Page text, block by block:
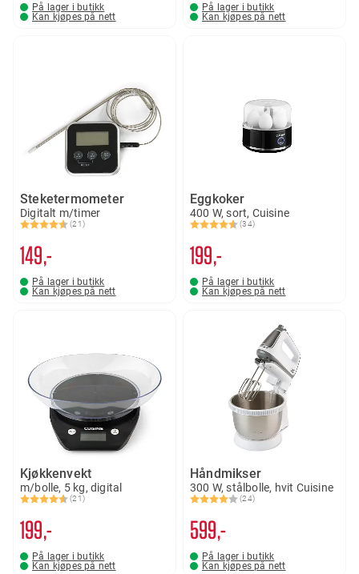
På lager i butikk
Kan kjøpes på nett
På lager i butikk
Kan kjøpes på nett
Steketermometer
Digitalt m/timer
Karakter:
(21)
4.4 av 5 mulige
149,-
På lager i butikk
Kan kjøpes på nett
Eggkoker
400 W, sort, Cuisine
Karakter:
(34)
4.1 av 5 mulige
199,-
På lager i butikk
Kan kjøpes på nett
Kjøkkenvekt
m/bolle, 5 kg, digital
Karakter:
(21)
4.6 av 5 mulige
199,-
På lager i butikk
Kan kjøpes på nett
Håndmikser
300 W, stålbolle, hvit Cuisine
Karakter:
(24)
4.0 av 5 mulige
599,-
På lager i butikk
Kan kjøpes på nett